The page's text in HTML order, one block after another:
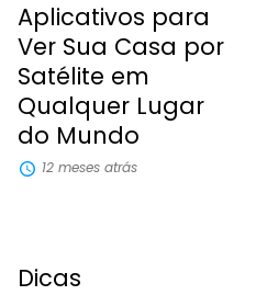
Aplicativos para
Ver Sua Casa por
Satélite em
Qualquer Lugar
do Mundo
12 meses atrás
Dicas